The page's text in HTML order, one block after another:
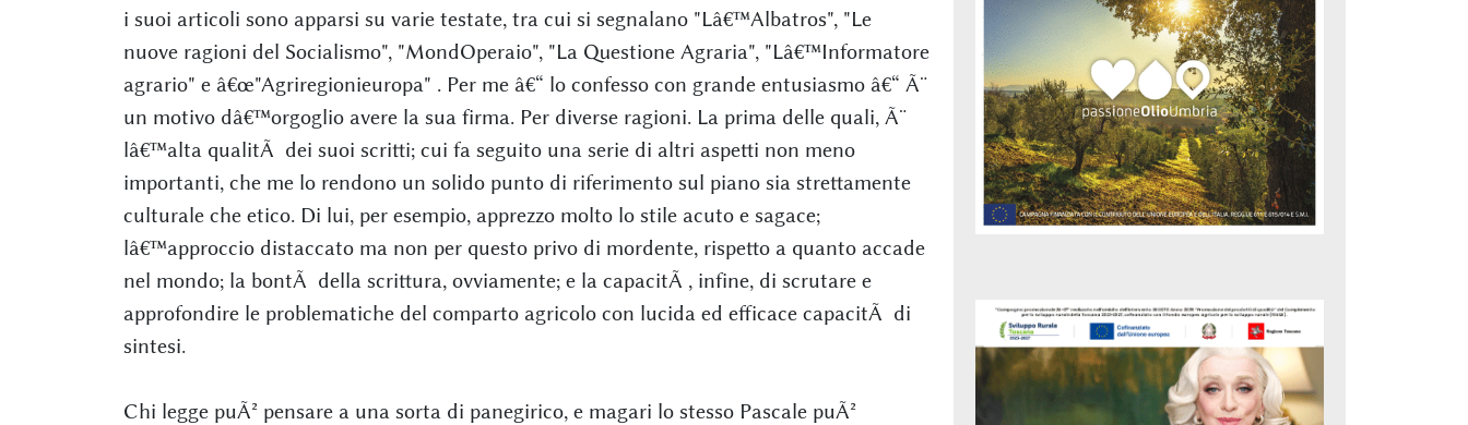
i suoi articoli sono apparsi su varie testate, tra cui si segnalano "Lâ€™Albatros", "Le
nuove ragioni del Socialismo", "MondOperaio", "La Questione Agraria", "Lâ€™Informatore
agrario" e â€œ"Agriregionieuropa" . Per me â€“ lo confesso con grande entusiasmo â€“ Ã¨
un motivo dâ€™orgoglio avere la sua firma. Per diverse ragioni. La prima delle quali, Ã¨
lâ€™alta qualitÃ dei suoi scritti; cui fa seguito una serie di altri aspetti non meno
importanti, che me lo rendono un solido punto di riferimento sul piano sia strettamente
culturale che etico. Di lui, per esempio, apprezzo molto lo stile acuto e sagace;
lâ€™approccio distaccato ma non per questo privo di mordente, rispetto a quanto accade
nel mondo; la bontÃ della scrittura, ovviamente; e la capacitÃ , infine, di scrutare e
approfondire le problematiche del comparto agricolo con lucida ed efficace capacitÃ di
sintesi.
Chi legge puÃ² pensare a una sorta di panegirico, e magari lo stesso Pascale puÃ²